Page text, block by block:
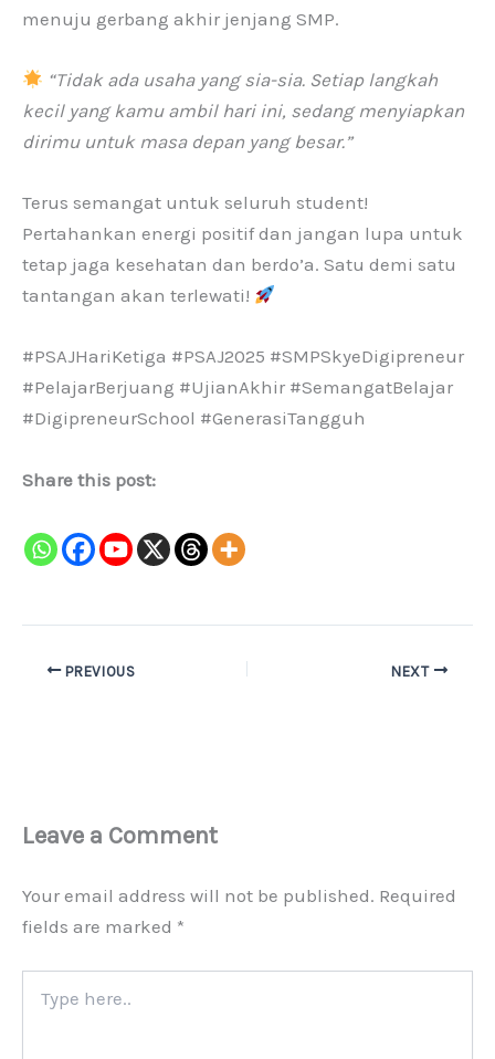
menuju gerbang akhir jenjang SMP.
“Tidak ada usaha yang sia-sia. Setiap langkah
kecil yang kamu ambil hari ini, sedang menyiapkan
dirimu untuk masa depan yang besar.”
Terus semangat untuk seluruh student!
Pertahankan energi positif dan jangan lupa untuk
tetap jaga kesehatan dan berdo’a. Satu demi satu
tantangan akan terlewati!
#PSAJHariKetiga #PSAJ2025 #SMPSkyeDigipreneur
#PelajarBerjuang #UjianAkhir #SemangatBelajar
#DigipreneurSchool #GenerasiTangguh
Share this post:
PREVIOUS NEXT
Leave a Comment
Your email address will not be published. Required
fields are marked *
here..